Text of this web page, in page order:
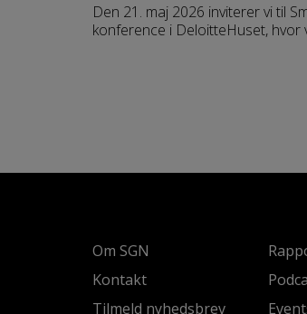
Den 21. maj 2026 inviterer vi til
konference i DeloitteHuset,
Om SGN
Kontakt
Tilmeld nyhedsbrev